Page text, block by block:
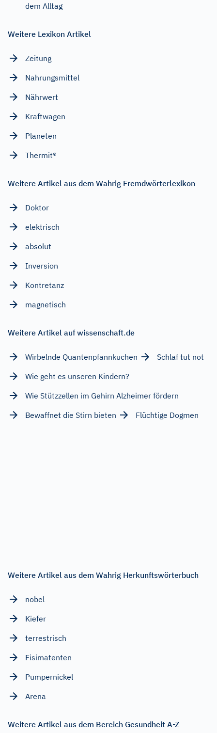
dem Alltag
Weitere Lexikon Artikel
Zeitung
Nahrungsmittel
Nährwert
Kraftwagen
Planeten
Thermit®
Weitere Artikel aus dem Wahrig Fremdwörterlexikon
Doktor
elektrisch
absolut
Inversion
Kontretanz
magnetisch
Weitere Artikel auf wissenschaft.de
Wirbelnde Quantenpfannkuchen
Schlaf tut not
Wie geht es unseren Kindern?
Wie Stützzellen im Gehirn Alzheimer fördern
Bewaffnet die Stirn bieten
Flüchtige Dogmen
Weitere Artikel aus dem Wahrig Herkunftswörterbuch
nobel
Kiefer
terrestrisch
Fisimatenten
Pumpernickel
Arena
Weitere Artikel aus dem Bereich Gesundheit A-Z